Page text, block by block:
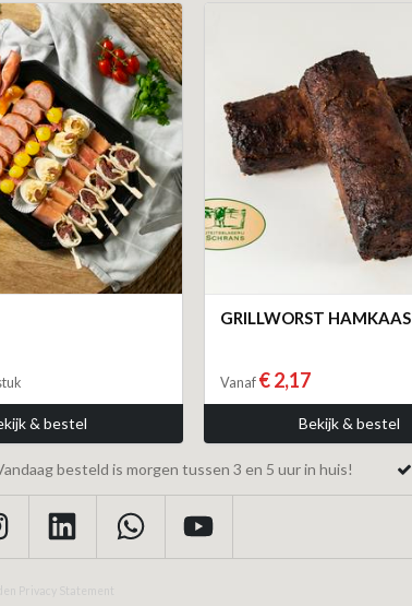
& bestel
GRILLWORST HAMKAAS
Vanaf € 2,17
Bekijk & bestel
besteld is morgen tussen 3 en 5 uur in huis!